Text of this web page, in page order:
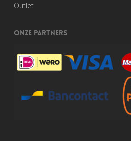
Outlet
ONZE PARTNERS